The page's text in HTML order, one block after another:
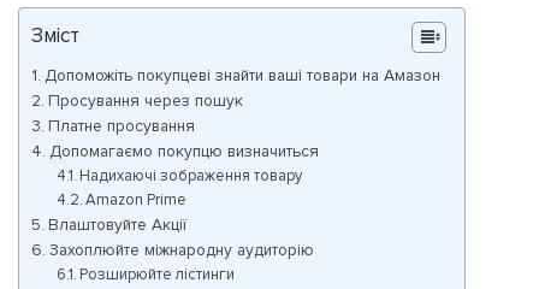
Зміст
Допоможіть покупцеві знайти ваші товари на Амазон
Просування через пошук
Платне просування
Допомагаємо покупцю визначиться
Надихаючі зображення товару
Amazon Prime
Влаштовуйте Акції
Захоплюйте міжнародну аудиторію
Розширюйте лістинги